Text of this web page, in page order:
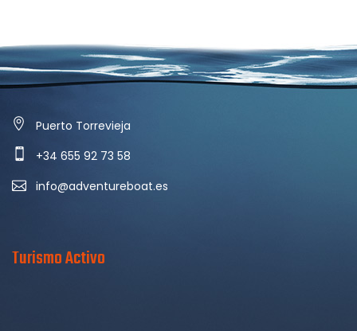
Puerto Torrevieja
+34 655 92 73 58
info@adventureboat.es
Turismo Activo